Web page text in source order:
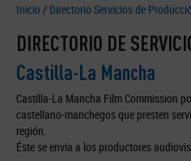
Inicio / Directorio Servicios de
DIRECTORIO DE
Castilla-La Mancha
Castilla-La Mancha Film Commission
castellano-manchegos que presten
región.
Éste se envía a los productores